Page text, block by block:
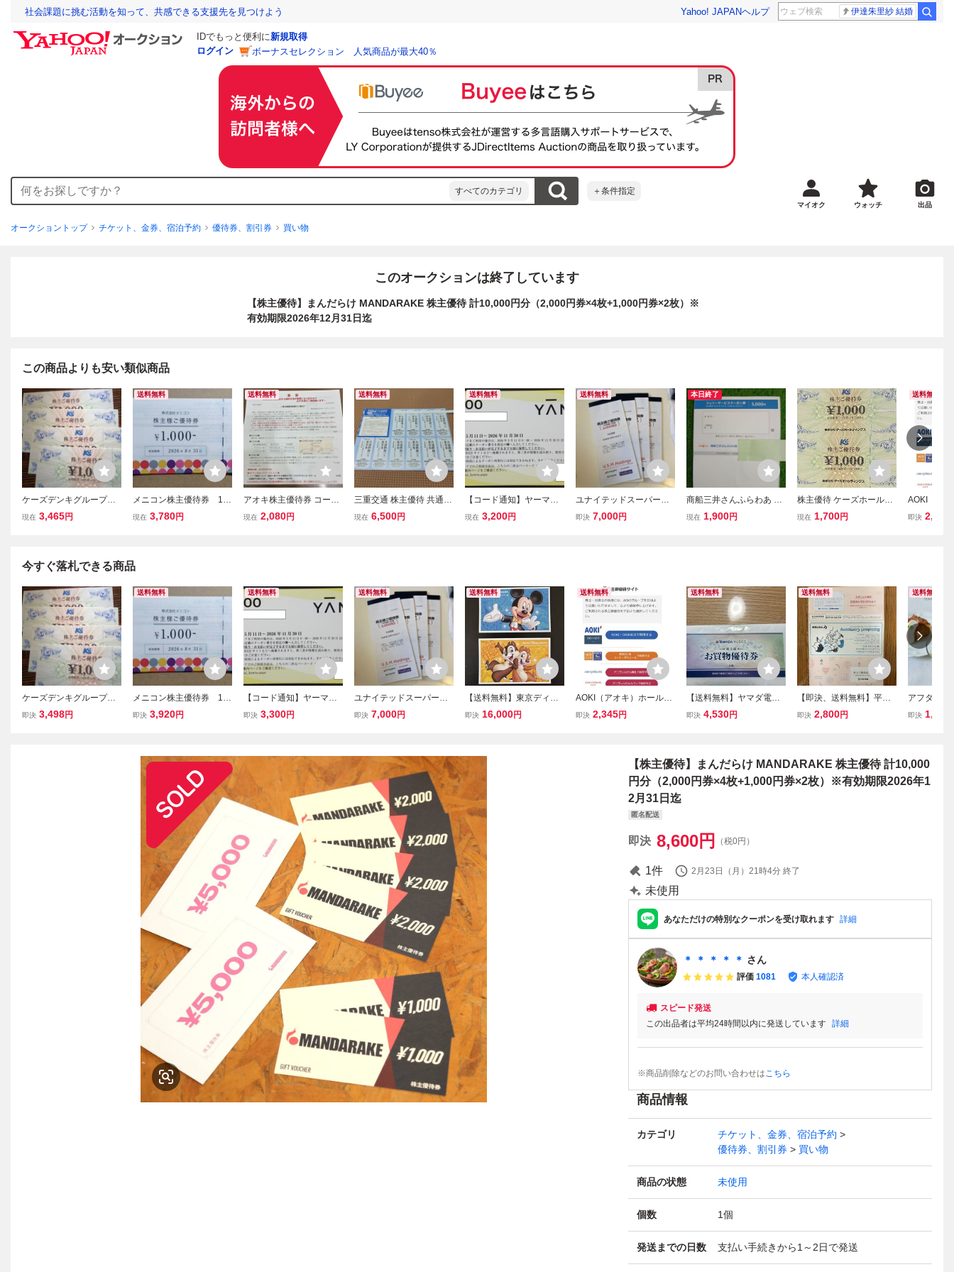
社会課題に挑む活動を知って、共感できる支援先を見つけよう Yahoo! JAPANヘルプ 伊達朱里紗 結婚
IDでもっと便利に新規取得
ログイン
ボーナスセレクション 人気商品が最大40％
すべてのカテゴリ ＋条件指定
マイオク ウォッチ 出品
オークショントップ チケット、金券、宿泊予約 優待券、割引券 買い物
このオークションは終了しています
【株主優待】まんだらけ MANDARAKE 株主優待 計10,000円分（2,000円券×4枚+1,000円券×2枚）※
有効期限2026年12月31日迄
この商品よりも安い類似商品
ケーズデンキグループ優
待券 4,000円分(1,000円 x
現在 3,465円
送料無料
メニコン株主優待券 10,
000円分 （有効期限：2
現在 3,780円
送料無料
アオキ株主優待券 コード
通知 有効期限2026年12
現在 2,080円
送料無料
三重交通 株主優待 共通路
線バス乗車券 10枚 有効期
現在 6,500円
送料無料
【コード通知】ヤーマ
ン 株主優待 10,000円
現在 3,200円
送料無料
ユナイテッドスーパーマ
ーケット USMH 株主優待
即決 7,000円
本日終了
商船三井さんふらわあ フ
ェリーサービスクーポン
現在 1,900円
株主優待 ケーズホールデ
ィングス 2000円（1000
現在 1,700円
送料無料
AOKI（ア
ィングス
即決 2,345
今すぐ落札できる商品
ケーズデンキグループ優
待券 4,000円分(1,000円 x
即決 3,498円
送料無料
メニコン株主優待券 10,
000円分 （有効期限：2
即決 3,920円
送料無料
【コード通知】ヤーマ
ン 株主優待 10,000円
即決 3,300円
送料無料
ユナイテッドスーパーマ
ーケット USMH 株主優待
即決 7,000円
送料無料
【送料無料】東京ディズ
ニーリゾート株主優待券
即決 16,000円
送料無料
AOKI（アオキ）ホールデ
ィングス 株主優待券 快活
即決 2,345円
送料無料
【送料無料】ヤマダ電機
株主優待券 5000円分（5
即決 4,530円
送料無料
【即決、送料無料】平和
不動産 株主優待 大丸松坂
即決 2,800円
送料無料
アフタヌー
0円ギフト
即決 1,600
【株主優待】まんだらけ MANDARAKE 株主優待 計10,000
円分（2,000円券×4枚+1,000円券×2枚）※有効期限2026年1
2月31日迄
匿名配送
即決 8,600円 （税0円）
1件 2月23日（月）21時4分 終了
未使用
あなただけの特別なクーポンを受け取れます 詳細
＊ ＊ ＊ ＊ ＊ さん
評価 1081 本人確認済
スピード発送
この出品者は平均24時間以内に発送しています 詳細
※商品削除などのお問い合わせはこちら
商品情報
カテゴリ
チケット、金券、宿泊予約
優待券、割引券
買い物
商品の状態 未使用
個数 1個
発送までの日数 支払い手続きから1～2日で発送